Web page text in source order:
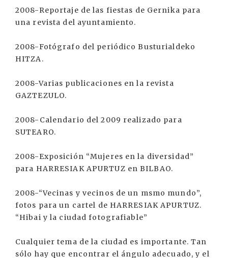
2008-Reportaje de las fiestas de Gernika para
una revista del ayuntamiento.
2008-Fotógrafo del periódico Busturialdeko
HITZA.
2008-Varias publicaciones en la revista
GAZTEZULO.
2008-Calendario del 2009 realizado para
SUTEARO.
2008-Exposición “Mujeres en la diversidad”
para HARRESIAK APURTUZ en BILBAO.
2008-“Vecinas y vecinos de un msmo mundo”,
fotos para un cartel de HARRESIAK APURTUZ.
“Hibai y la ciudad fotografiable”
Cualquier tema de la ciudad es importante. Tan
sólo hay que encontrar el ángulo adecuado, y el